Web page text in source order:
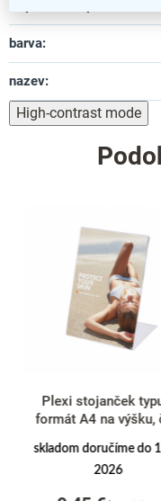
barva:
nazev:
High-contrast mode
Plexi stojanček
formát A4 na výšku,
skladom doručíme do
2026